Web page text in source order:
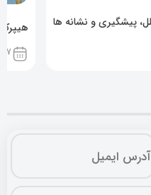
پیشگیری و نشانه ها
1167